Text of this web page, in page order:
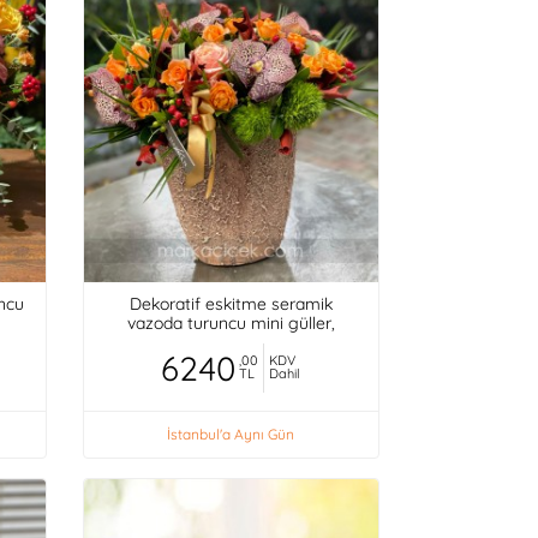
Dekoratif eskitme seramik
vazoda turuncu mini güller,
orkideler,
6240 ,00
TL
KDV
Dahil
İstanbul'a Aynı Gün